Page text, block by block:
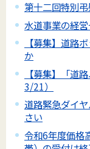
第十二回特別
水道事業の経
【募集】道路
か
【募集】「道
3/21）
道路緊急ダイ
さい
令和6年度価格